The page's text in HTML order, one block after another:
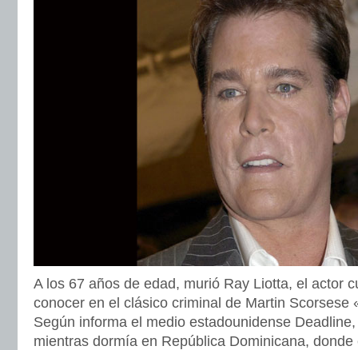
A los 67 años de edad, murió Ray Liotta, el actor
conocer en el clásico criminal de Martin Scorsese
Según informa el medio estadounidense
mientras dormía en República Dominicana,